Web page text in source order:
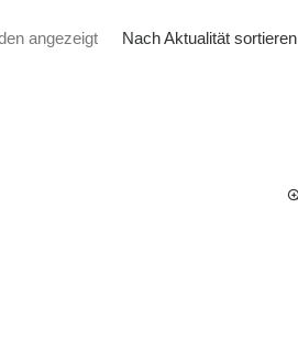
Nach Aktualität sortieren
angezeigtNach Aktualität sortiert